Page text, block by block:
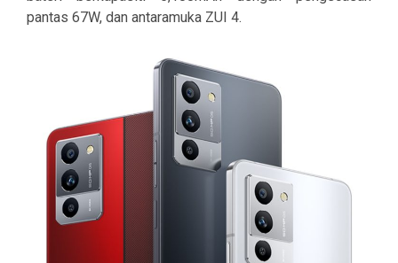
pantas 67W, dan antaramuka ZUI 4.